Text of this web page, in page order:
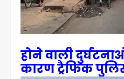
होने वाली
कारण ट्रैफिक